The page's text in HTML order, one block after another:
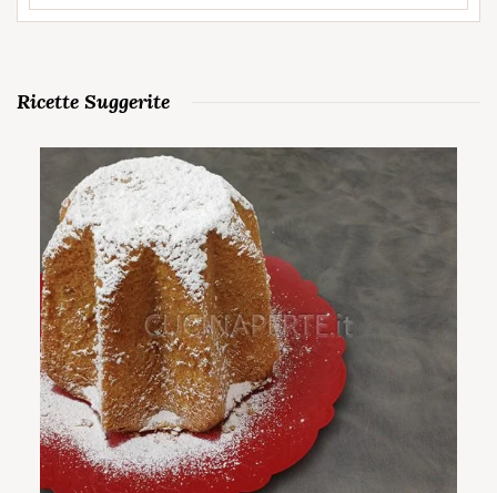
Ricette Suggerite